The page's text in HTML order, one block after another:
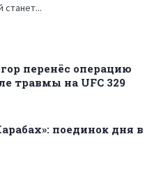
перенёс операцию
травмы на UFC 329
поединок дня в